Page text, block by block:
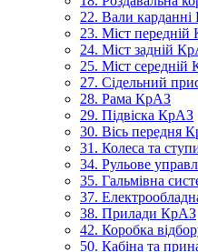
22. Вали
23. Міст
24. Міст задній
25. Міст середній
27. Сідельний
28. Рама КрАЗ
29. Підвіска КрАЗ
30. Вісь передня
31. Колеса та
34. Рульове
35. Гальмівна
37.
38. Прилади КрАЗ
42. Коробка
50. Кабіна та